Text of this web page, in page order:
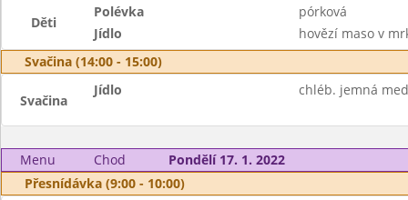
Děti
Polévka
pórková
Jídlo
hovězí maso v
Svačina (14:00 - 15:00)
Svačina
Jídlo chléb. jemná
Menu Chod
Pondělí 17. 1. 2022
Přesnídávka (9:00 - 10:00)